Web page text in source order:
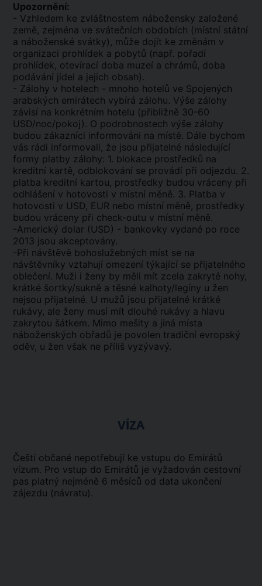
Upozornění:
- Vzhledem ke zvláštnostem nábožensky založené
země, zejména ve svátečních obdobích (místní státní
a náboženské svátky), může dojít ke změnám v
organizaci prohlídek a pobytů (např. pořadí
prohlídek, otevírací doba muzeí a chrámů, doba
podávání jídel a jejich obsah).
- Zálohy v hotelech - mnoho hotelů ve Spojených
arabských emirátech vybírá zálohu. Výše zálohy
závisí na konkrétním hotelu (přibližně 30-60
USD/noc/pokoj). O podrobnostech výše zálohy
budou zákazníci informováni na místě. Dále bychom
vás rádi informovali, že jsou přijatelné následující
formy platby zálohy: 1. blokace prostředků na
kreditní kartě, odblokování se provádí při odjezdu. 2.
platba kreditní kartou, prostředky budou vráceny při
odhlášení v hotovosti v místní měně. 3. Platba v
hotovosti v USD, EUR nebo místní měně, prostředky
budou vráceny při check-outu v místní měně.
-Americký dolar (USD) - bankovky vydané po roce
2013 jsou akceptovány.
-Při návštěvě bohoslužebných míst se na
návštěvníky vztahují omezení týkající se přijatelného
oblečení. Muži i ženy by měli mít zcela zakryté nohy,
krátké šortky/sukně a těsné kalhoty/legíny u žen
nejsou přijatelné. U mužů jsou přijatelné krátké
rukávy, ale ženy musí mít dlouhé rukávy a hlavu
zakrytou šátkem. Mimo mešity a jiná místa
náboženských obřadů je povolen tradiční evropský
oděv, u žen však ne příliš vyzývavý.
VÍZA
Čeští občané nepotřebují ke vstupu do Emirátů
vízum. Pro vstup do Emirátů je vyžadován cestovní
pas platný nejméně 6 měsíců od data ukončení
zájezdu (návratu).